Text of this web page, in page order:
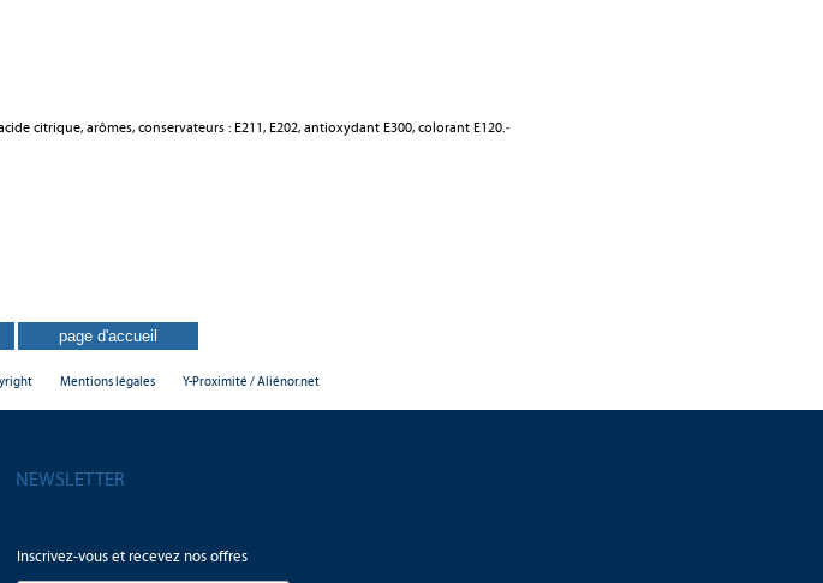
citrique, arômes, conservateurs : E211, E202, antioxydant E300, colorant E120.-
Mentions légales Y-Proximité / Aliénor.net
NEWSLETTER
Inscrivez-vous et recevez nos offres